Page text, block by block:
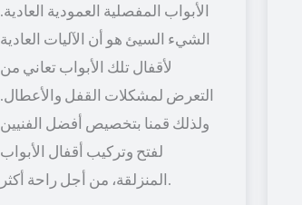
الأبواب المفصلية العمودية العادية.
الشيء السيئ هو أن الآليات العادية
لأقفال تلك الأبواب تعاني من
التعرض لمشكلات القفل والأعطال.
ولذلك قمنا بتخصيص أفضل الفنيين
لفتح وتركيب أقفال الأبواب
المنزلقة، من أجل راحة أكثر.